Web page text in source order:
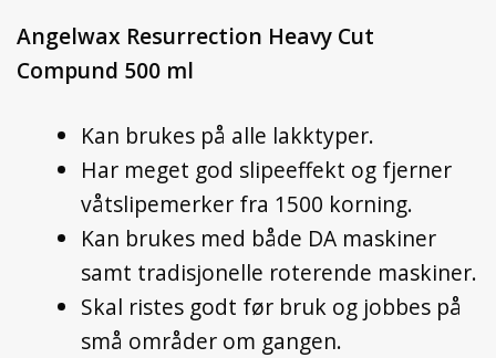
Angelwax Resurrection Heavy Cut
Compund 500 ml
Kan brukes på alle lakktyper.
Har meget god slipeeffekt og fjerner
våtslipemerker fra 1500 korning.
Kan brukes med både DA maskiner
samt tradisjonelle roterende maskiner.
Skal ristes godt før bruk og jobbes på
små områder om gangen.